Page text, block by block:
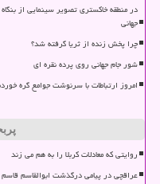
در منطقه خاکستری تصویر سینمایی از
جهانی
چرا پخش زنده از ثریا گرفته شد؟
شور جام جهانی روی پرده نقره ای
امروز ارتباطات با سرنوشت جوامع گره
روایتی که معادلات کربلا را به هم می زند
عراقچی در پیامی درگذشت ابوالقاسم